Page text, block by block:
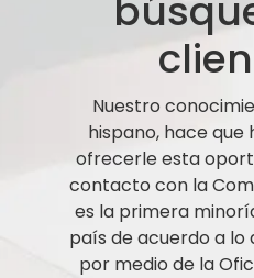
Nuestro
hispano, hace que
ofrecerle esta
contacto con la
es la primera
país de acuerdo a
por medio de la